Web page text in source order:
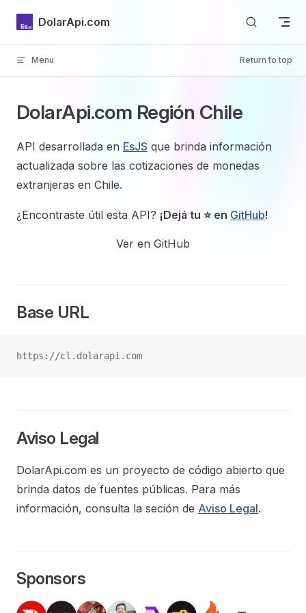
Skip to content
DolarApi.com
Menu Return to top
Inicio
GitHub
DolarApi.com Región Chile
API desarrollada en EsJS que brinda información
actualizada sobre las cotizaciones de monedas
extranjeras en Chile.
¿Encontraste útil esta API? ¡Dejá tu ⭐ en GitHub!
Ver en GitHub
Base URL
https://cl.dolarapi.com
Aviso Legal
DolarApi.com es un proyecto de código abierto que
brinda datos de fuentes públicas. Para más
información, consulta la seción de Aviso Legal.
Sponsors